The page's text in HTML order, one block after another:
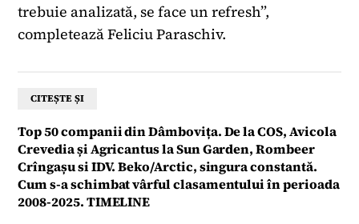
trebuie analizată, se face un refresh”,
completează Feliciu Paraschiv.
CITEȘTE ȘI
Top 50 companii din Dâmbovița. De la COS, Avicola
Crevedia și Agricantus la Sun Garden, Rombeer
Crîngașu si IDV. Beko/Arctic, singura constantă.
Cum s-a schimbat vârful clasamentului în perioada
2008-2025. TIMELINE